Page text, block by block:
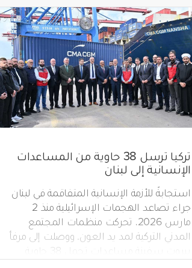
تركيا ترسل 38 حاوية من المساعدات
الإنسانية إلى لبنان
استجابةً للأزمة الإنسانية المتفاقمة في لبنان
جراء تصاعد الهجمات الإسرائيلية منذ 2
مارس 2026، تحركت منظمات المجتمع
المدني التركية لمد يد العون. ووصلت إلى مرفأ
تضم مواد إغاثية عاجلة، بتنظيم من جمعية